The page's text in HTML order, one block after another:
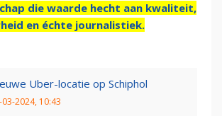
die waarde hecht aan kwaliteit,
en échte journalistiek.
Uber-locatie op Schiphol
03-2024, 10:43